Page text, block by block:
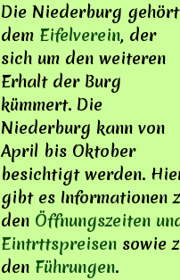
Die Niederburg gehört
dem Eifelverein, der
sich um den weiteren
Erhalt der Burg
kümmert. Die
Niederburg kann von
April bis Oktober
besichtigt werden.
gibt es Informationen
den Öffnungszeiten
Eintrttspreisensowie
den Führungen.